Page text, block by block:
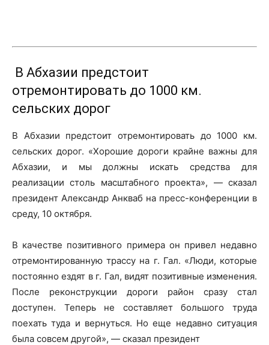
В Абхазии предстоит
отремонтировать до 1000 км.
сельских дорог
В Абхазии предстоит отремонтировать до 1000 км.
сельских дорог. «Хорошие дороги крайне важны для
Абхазии, и мы должны искать средства для
реализации столь масштабного проекта», — сказал
президент Александр Анкваб на пресс-конференции в
среду, 10 октября.
В качестве позитивного примера он привел недавно
отремонтированную трассу на г. Гал. «Люди, которые
постоянно ездят в г. Гал, видят позитивные изменения.
После реконструкции дороги район сразу стал
доступен. Теперь не составляет большого труда
поехать туда и вернуться. Но еще недавно ситуация
была совсем другой», — сказал президент